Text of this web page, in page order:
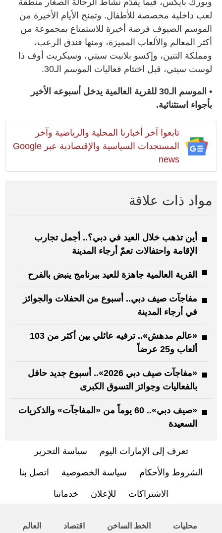
لعب داخلية مخصصة للأطفال. وتمنح الأيام الأخيرة من
الموسم الضيوف فرصة أخيرة للاستمتاع بمجموعة من
أكثر المعالم والألعاب المميزة، ومنها فندق الرعب،
ومملكة التنين، وإكسو بلانيت سيتي، وسيكريت أوف ذا
لوست سيتي، قبل اختتام فعاليات الموسم الـ30.
• الموسم الـ30 للقرية العالمية يدخل أسبوعه الأخير
بأجواء استثنائية.
تابعوا آخر أخبارنا المحلية والرياضية وآخر
المستجدات السياسية والإقتصادية عبر Google
news
مواد ذات علاقة
أين تذهب خلال العيد في دبي؟.. أجمل تجارب
الإقامة واحتفالات تعمّ أرجاء المدينة
القرية العالمية جاهزة للعيد ببرنامج ينبض بالفرح
مفاجآت صيف دبي.. أسبوع من الحفلات والجوائز
في أرجاء المدينة
«عالم مدهش».. ترفيه عائلي بين أكثر من 103
ألعاب و25 عرضاً
«مفاجآت صيف دبي 2026».. أسبوع جديد حافل
بالفعاليات وجوائز التسوق الكبرى
«صيف دبي».. 60 يوماً من «المفاجآت» والذكريات
السعيدة
تعرف إلى الإمارات اليوم سياسة التحرير
الشروط والأحكام سياسة الخصوصية اتصل بنا
الاشتراكات للإعلان خدماتنا
محليات الخط الساخن اقتصاد العالم